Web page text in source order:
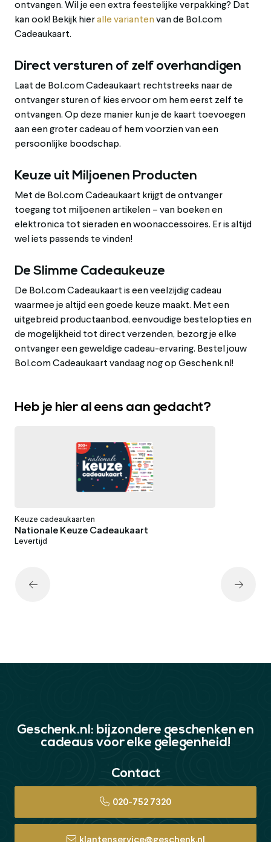
ontvangen. Wil je een extra feestelijke verpakking? Dat
kan ook! Bekijk hieralle varianten van de Bol.com
Cadeaukaart.
Direct versturen of zelf overhandigen
Laat de Bol.com Cadeaukaart rechtstreeks naar de
ontvanger sturen of kies ervoor om hem eerst zelf te
ontvangen. Op deze manier kun je de kaart toevoegen
aan een groter cadeau of hem voorzien van een
persoonlijke boodschap.
Keuze uit Miljoenen Producten
Met de Bol.com Cadeaukaart krijgt de ontvanger
toegang tot miljoenen artikelen – van boeken en
elektronica tot sieraden en woonaccessoires. Er is altijd
wel iets passends te vinden!
De Slimme Cadeaukeuze
De Bol.com Cadeaukaart is een veelzijdig cadeau
waarmee je altijd een goede keuze maakt. Met een
uitgebreid productaanbod, eenvoudige bestelopties en
de mogelijkheid tot direct verzenden, bezorg je elke
ontvanger een geweldige cadeau-ervaring. Bestel jouw
Bol.com Cadeaukaart vandaag nog op Geschenk.nl!
Heb je hier al eens aan gedacht?
Keuze cadeaukaarten
Nationale Keuze Cadeaukaart
Levertijd
Geschenk.nl: bijzondere geschenken en
cadeaus voor elke gelegenheid!
Contact
020-752 7320
klantenservice@geschenk.nl